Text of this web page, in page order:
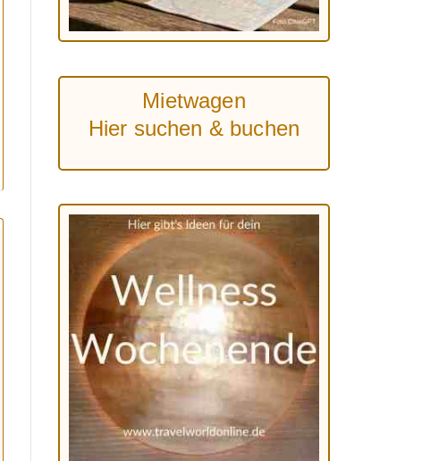
Mietwagen
Hier suchen & buchen